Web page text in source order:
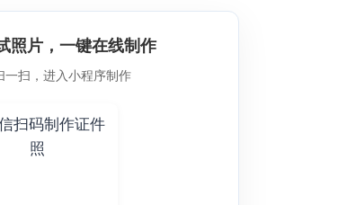
照片，一键在线制作
一扫，进入小程序制作